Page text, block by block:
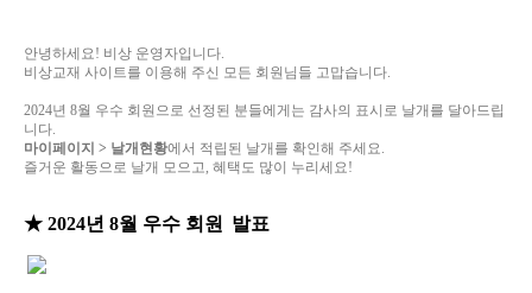
안녕하세요! 비상 운영자입니다.
비상교재 사이트를 이용해 주신 모든 회원님들 고맙습니다.
2024년 8월 우수 회원으로 선정된 분들에게는 감사의 표시로 날개를 달아드립
니다.
마이페이지 > 날개현황에서 적립된 날개를 확인해 주세요.
즐거운 활동으로 날개 모으고, 혜택도 많이 누리세요!
★ 2024년 8월 우수 회원 발표